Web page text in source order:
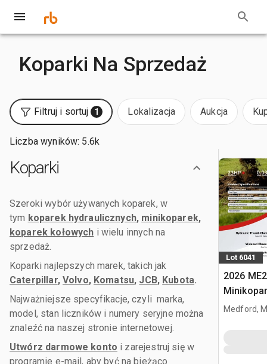
Koparki Na Sprzedaż
Filtruj i sortuj 1 Lokalizacja Aukcja
Liczba wyników: 5.6k
Koparki
Szeroki wybór używanych koparek, w
tym koparek hydraulicznych, minikoparek,
koparek kołowych i wielu innych na
sprzedaż.
Koparki najlepszych marek, takich jak
Caterpillar, Volvo, Komatsu, JCB, Kubota.
Najważniejsze specyfikacje, czyli marka,
model, stan liczników i numery seryjne można
znaleźć na naszej stronie internetowej.
Utwórz darmowe konto i zarejestruj się w
programie e-mail, aby być na bieżąco
Lot 6041
2026
Medford,